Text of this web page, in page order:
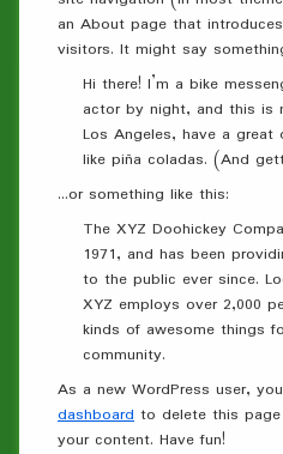
an About page that
visitors. It might say
Hi there! I’m a bike
actor by night, and this is
Los Angeles, have a great
like piña coladas. (And
…or something like this:
The XYZ Doohickey
1971, and has been
to the public ever since.
XYZ employs over 2,000
kinds of awesome things
community.
As a new WordPress user,
dashboard to delete this
your content. Have fun!